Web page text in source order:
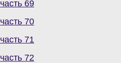
часть 69
часть 70
часть 71
часть 72